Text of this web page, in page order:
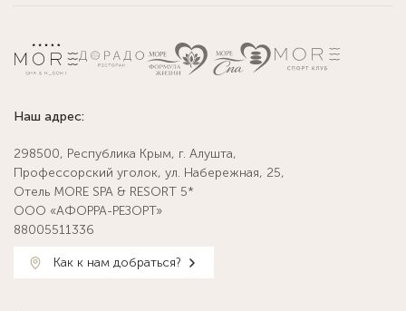
Наш адрес:
298500, Республика Крым, г. Алушта,
Профессорский уголок, ул. Набережная, 25,
Отель MORE SPA & RESORT 5*
ООО «АФОРРА-РЕЗОРТ»
88005511336
Как к нам добраться?